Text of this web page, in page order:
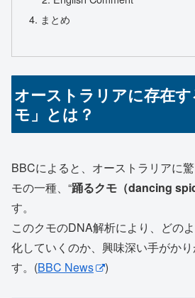
まとめ
オーストラリアに存在
モ」とは？
BBCによると、オーストラリアに
モの一種、“踊るクモ（dancing
す。
このクモのDNA解析により、どの
化していくのか、興味深い手がか
す。(BBC News )